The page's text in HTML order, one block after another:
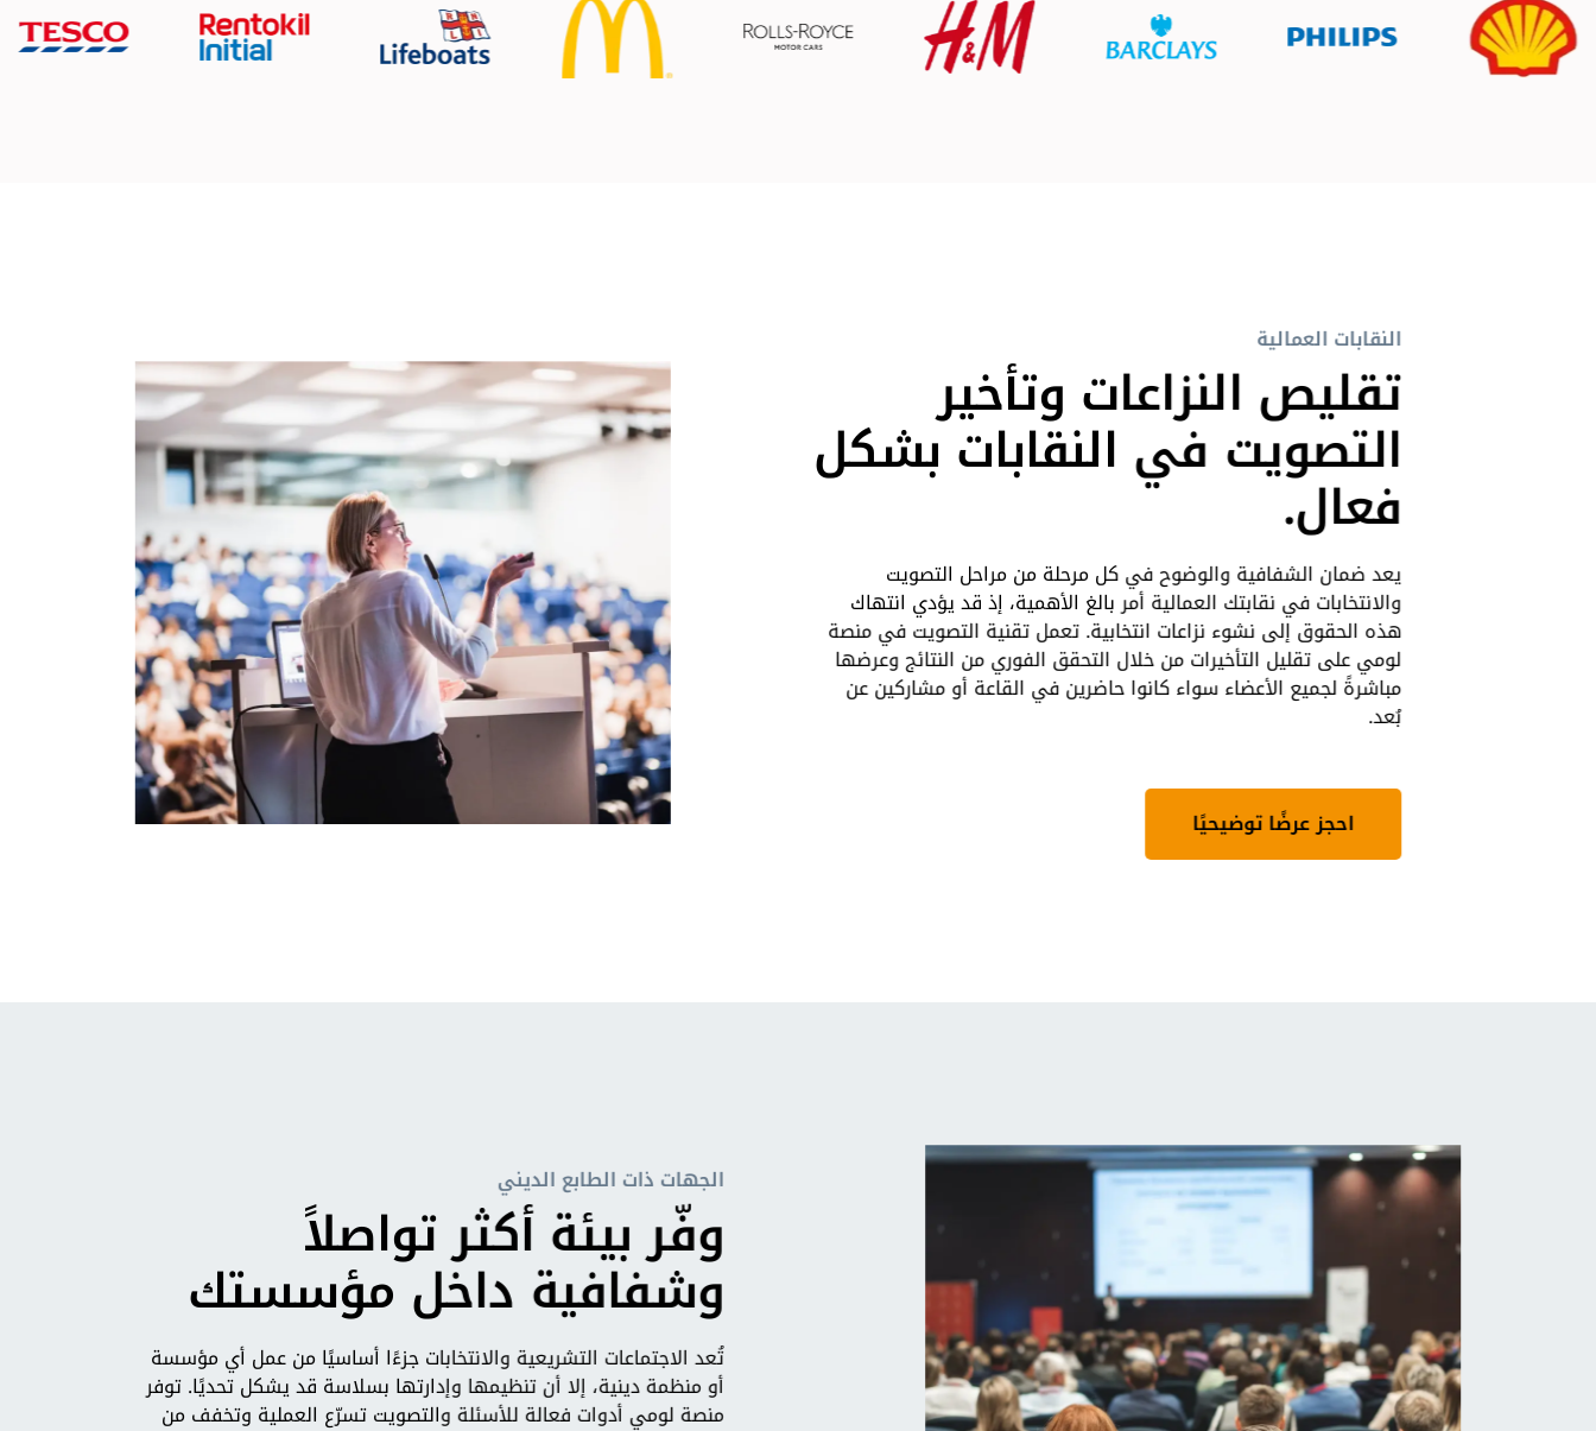
النقابات العمالية
تقليص النزاعات وتأخير
التصويت في النقابات بشكل
فعال.
يعد ضمان الشفافية والوضوح في كل مرحلة من مراحل التصويت
والانتخابات في نقابتك العمالية أمر بالغ الأهمية، إذ قد يؤدي انتهاك
هذه الحقوق إلى نشوء نزاعات انتخابية. تعمل تقنية التصويت في منصة
لومي على تقليل التأخيرات من خلال التحقق الفوري من النتائج وعرضها
مباشرةً لجميع الأعضاء سواء كانوا حاضرين في القاعة أو مشاركين عن
بُعد.
احجز عرضًا توضيحيًا
الجهات ذات الطابع الديني
وفّر بيئة أكثر تواصلاً
وشفافية داخل مؤسستك
تُعد الاجتماعات التشريعية والانتخابات جزءًا أساسيًا من عمل أي مؤسسة
أو منظمة دينية، إلا أن تنظيمها وإدارتها بسلاسة قد يشكل تحديًا. توفر
منصة لومي أدوات فعالة للأسئلة والتصويت تسرّع العملية وتخفف من